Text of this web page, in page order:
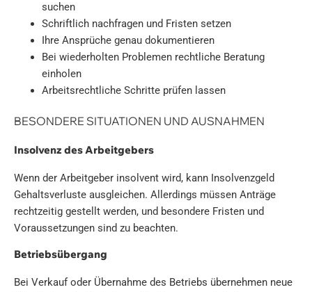
suchen
Schriftlich nachfragen und Fristen setzen
Ihre Ansprüche genau dokumentieren
Bei wiederholten Problemen rechtliche Beratung
einholen
Arbeitsrechtliche Schritte prüfen lassen
BESONDERE SITUATIONEN UND AUSNAHMEN
Insolvenz des Arbeitgebers
Wenn der Arbeitgeber insolvent wird, kann Insolvenzgeld
Gehaltsverluste ausgleichen. Allerdings müssen Anträge
rechtzeitig gestellt werden, und besondere Fristen und
Voraussetzungen sind zu beachten.
Betriebsübergang
Bei Verkauf oder Übernahme des Betriebs übernehmen neue